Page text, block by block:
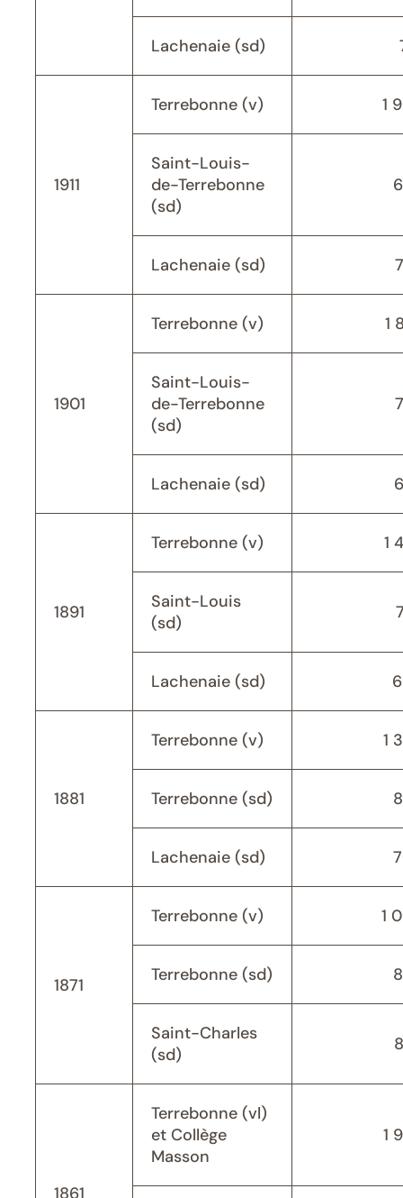
Lachenaie (sd)
1911
Terrebonne (v) 1
Saint-Louis-
de-Terrebonne
(sd)
Lachenaie (sd)
1901
Terrebonne (v) 1
Saint-Louis-
de-Terrebonne
(sd)
Lachenaie (sd)
1891
Terrebonne (v) 1
Saint-Louis
(sd)
Lachenaie (sd)
1881
Terrebonne (v) 1
Terrebonne (sd)
Lachenaie (sd)
1871
Terrebonne (v) 1
Terrebonne (sd)
Saint-Charles
(sd)
Terrebonne (vl)
et Collège
Masson
1